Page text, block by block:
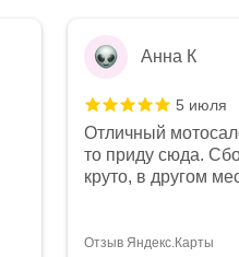
Анна К
5 июля
Отличный
то приду сюда.
круто, в другом
спасибо
Отзыв Яндекс.Карты